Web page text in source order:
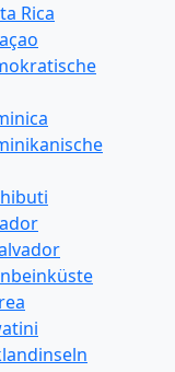
Rica